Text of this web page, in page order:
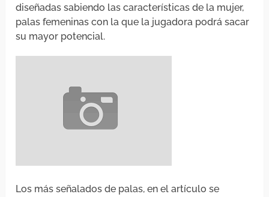
diseñadas sabiendo las características de la mujer,
palas femeninas con la que la jugadora podrá sacar
su mayor potencial.
Los más señalados de palas, en el artículo se